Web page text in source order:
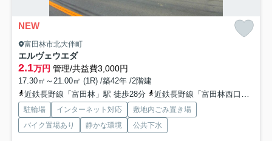
NEW
富田林市北大伴町
エルヴェウエダ
2.1万円 管理/共益費3,000円
17.30㎡～21.00㎡ (1R) /築42年 /2階建
近鉄長野線「富田林」駅 徒歩28分
近鉄長野線「富田林西口」駅 徒歩31分
駐輪場 インターネット対応
敷地内ごみ置き場
バイク置場あり
静かな環境 公共下水